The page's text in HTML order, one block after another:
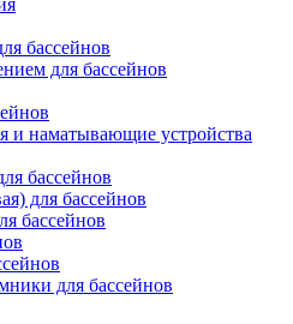
бассейнов
для бассейнов
и наматывающие устройства
бассейнов
для бассейнов
бассейнов
для бассейнов